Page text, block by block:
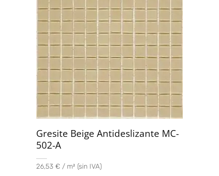
Gresite Beige Antideslizante MC-
502-A
26,53 € / m² (sin IVA)